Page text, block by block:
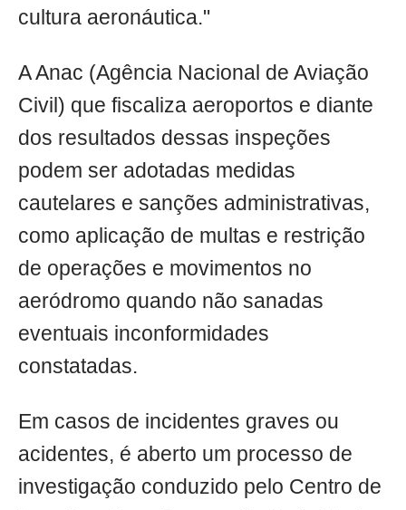
cultura aeronáutica."
A Anac (Agência Nacional de Aviação
Civil) que fiscaliza aeroportos e diante
dos resultados dessas inspeções
podem ser adotadas medidas
cautelares e sanções administrativas,
como aplicação de multas e restrição
de operações e movimentos no
aeródromo quando não sanadas
eventuais inconformidades
constatadas.
Em casos de incidentes graves ou
acidentes, é aberto um processo de
investigação conduzido pelo Centro de